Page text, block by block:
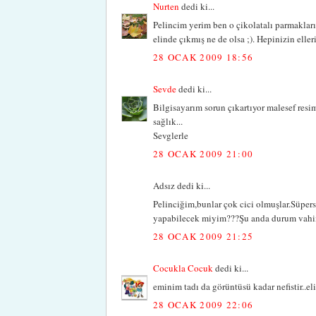
Nurten dedi ki...
Pelincim yerim ben o çikolatalı
elinde çıkmış ne de olsa ;). Hepinizin
28 OCAK 2009 18:56
Sevdededi ki...
Bilgisayarım sorun çıkartıyor malesef
sağlık...
Sevglerle
28 OCAK 2009 21:00
Adsız dedi ki...
Pelinciğim,bunlar çok cici
yapabilecek miyim???Şu anda durum
28 OCAK 2009 21:25
Cocukla Cocuk dedi ki...
eminim tadı da görüntüsü kadar
28 OCAK 2009 22:06